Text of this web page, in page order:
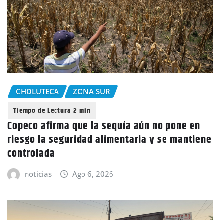
CHOLUTECA ZONA SUR
Copeco afirma que la sequía aún no pone en
riesgo la seguridad alimentaria y se mantiene
controlada
noticias Ago 6, 2026